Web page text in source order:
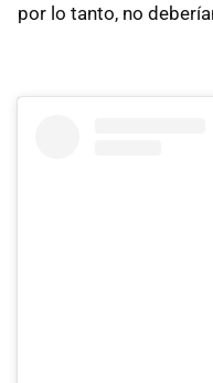
por lo tanto, no